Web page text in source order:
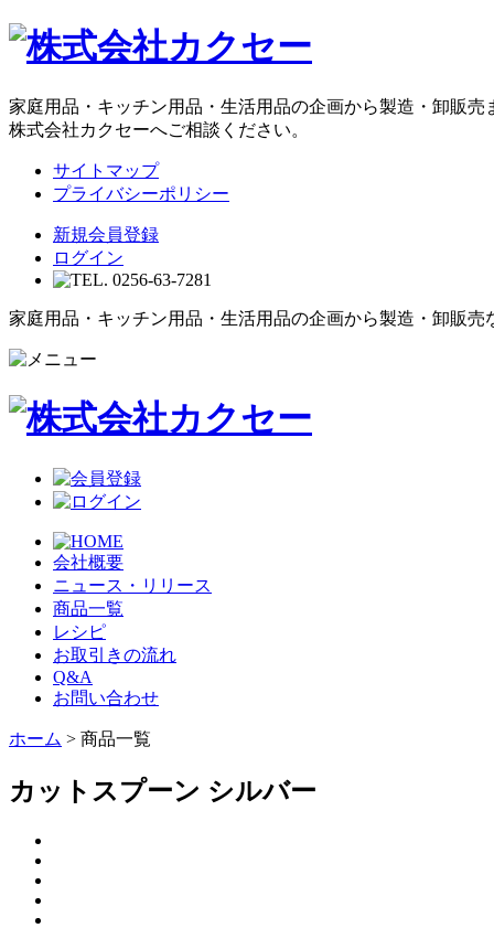
家庭用品・キッチン用品・生活用品の企画から製造・卸販売
株式会社カクセーへご相談ください。
サイトマップ
プライバシーポリシー
新規会員登録
ログイン
家庭用品・キッチン用品・生活用品の企画から製造・卸販売
会社概要
ニュース・リリース
商品一覧
レシピ
お取引きの流れ
Q&A
お問い合わせ
ホーム > 商品一覧
カットスプーン シルバー